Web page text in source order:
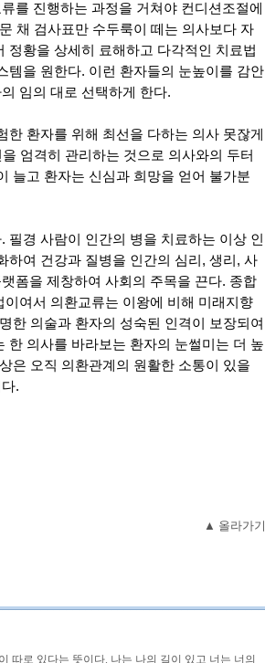
를 진행하는 과정을 거쳐야 컨디션조절에
채 검사표만 수두룩이 떼는 의사보다 자
정황을 상세히 료해하고 다각적인 치료법
템을 원한다. 이런 환자들의 눈높이를 감안
임의 대로 선택하게 한다.
환자를 위해 최선을 다하는 의사 못잖게
엄격히 관리하는 것으로 의사와의 두터
늘고 환자는 신심과 희망을 얻어 불가분
경 사람이 인간의 병을 치료하는 이상 인
하여 건강과 질병을 인간의 심리, 생리, 사
폼을 제창하여 사회의 주목을 끈다. 종합
여서 의환교류는 이왕에 비해 미래지향
한 의술과 환자의 성숙된 인격이 보장되여
한 의사를 바라보는 환자의 눈썰미는 더 높
은 오직 의환관계의 원활한 소통이 있을
.
▲ 올라가기
따로 있다는 뜻이다. 나는 나의 길이 있고 너는 너의